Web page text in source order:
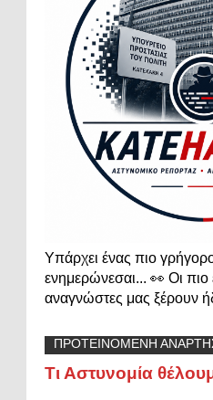
Υπάρχει ένας πιο
ενημερώνεσαι... 👀 Οι πιο
αναγνώστες μας ξέρουν
ΠΡΟΤΕΙΝΟΜΕΝΗ
Τι Αστυνομία